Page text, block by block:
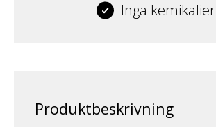
Inga kemikalier
Produktbeskrivning